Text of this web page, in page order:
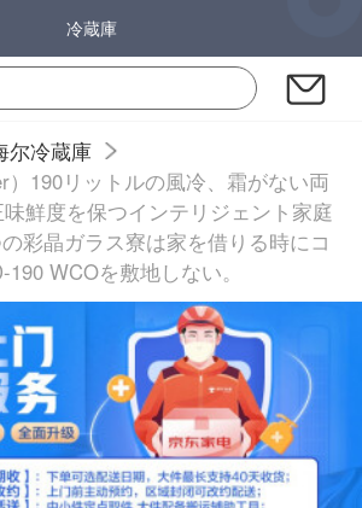
冷蔵庫
尔冷蔵庫
）190リットルの風冷、霜がない両
鮮度を保つインテリジェント家庭
彩晶ガラス寮は家を借りる時にコ
WCOを敷地しない。